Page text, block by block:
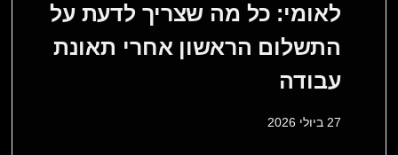
לאומי: כל מה שצריך לדעת על
התשלום הראשון אחרי תאונת
עבודה
27 ביולי 2026